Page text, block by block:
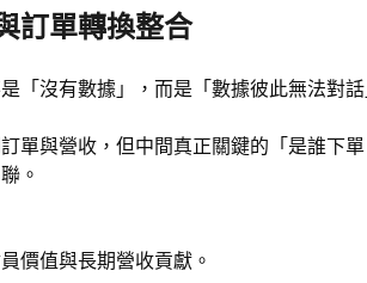
訂單轉換整合
「沒有數據」，而是「數據彼此無法對話
單與營收，但中間真正關鍵的「是誰下
。
價值與長期營收貢獻。